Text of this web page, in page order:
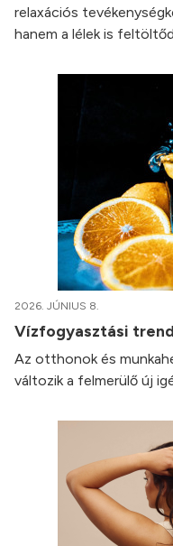
relaxációs
hanem a lélek is
2026. JÚNIUS 8.
Vízfogyasztási
Az otthonok és
változik a felmerülő új